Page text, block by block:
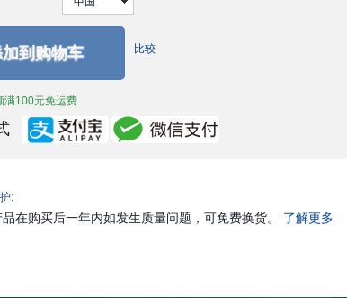
到购物车
满100元免运费
比较
:
品在购买后一年内如发生质量问题，可免费换货。 了解更多